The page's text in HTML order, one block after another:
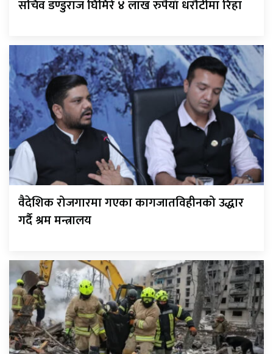
सचिव डण्डुराज घिमिरे ४ लाख रुपैयाँ धरौटीमा रिहा
वैदेशिक रोजगारमा गएका कागजातविहीनको उद्धार
गर्दै श्रम मन्त्रालय